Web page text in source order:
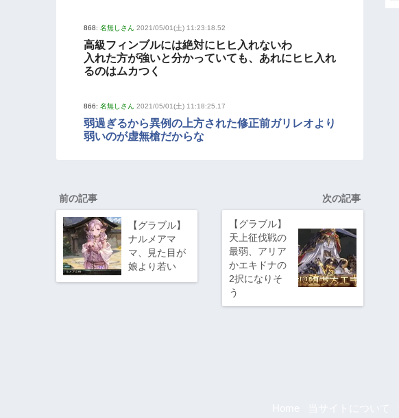
868: 名無しさん 2021/05/01(土) 11:23:18.52
高級フィンブルには絶対にヒヒ入れないわ
入れた方が強いと分かっていても、あれにヒヒ入れ
るのはムカつく
866: 名無しさん 2021/05/01(土) 11:18:25.17
弱過ぎるから異例の上方された修正前ガリレオより
弱いのが虚無槍だからな
前の記事
【グラブル】
ナルメアマ
マ、見た目が
娘より若い
次の記事
【グラブル】
天上征伐戦の
最弱、アリア
かエキドナの
2択になりそ
う